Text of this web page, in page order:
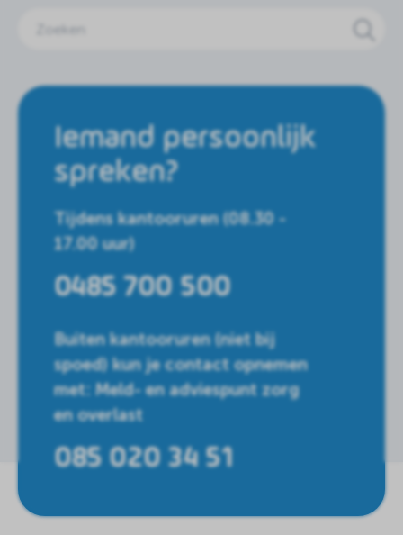
Iemand persoonlijk
spreken?
Tijdens kantooruren (08.30 -
17.00 uur)
0485 700 500
Buiten kantooruren (niet bij
spoed) kun je contact opnemen
met: Meld- en adviespunt zorg
en overlast
085 020 34 51